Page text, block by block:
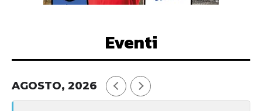
Eventi
AGOSTO, 2026